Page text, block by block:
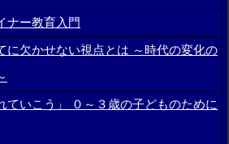
ナー教育入門
に欠かせない視点とは ～時代の変化の
ていこう」 ０～３歳の子どものために